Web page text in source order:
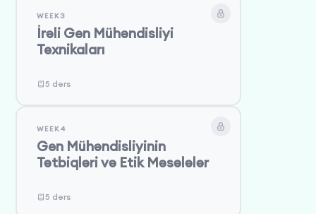
WEEK3
İrəli Gen Mühəndisliyi
Texnikaları
5 dərs
WEEK4
Gen Mühəndisliyinin
Tətbiqləri və Etik Məsələlər
5 dərs